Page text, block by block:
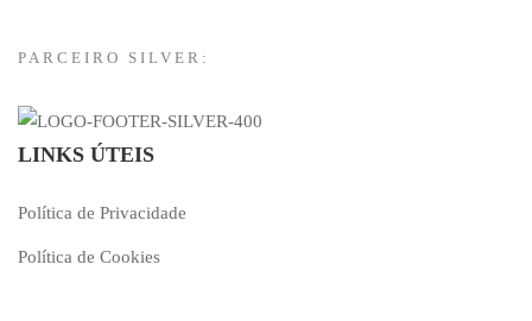
PARCEIRO SILVER:
LINKS ÚTEIS
Política de Privacidade
Política de Cookies